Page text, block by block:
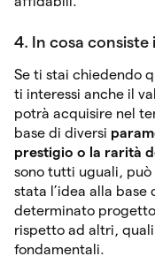
4. In cosa consiste
Se ti stai chiedendo
ti interessi anche il
potrà acquisire nel
base di diversi
prestigio o la rarità
sono tutti uguali, può
stata l’idea alla
determinato
rispetto ad altri,
fondamentali.